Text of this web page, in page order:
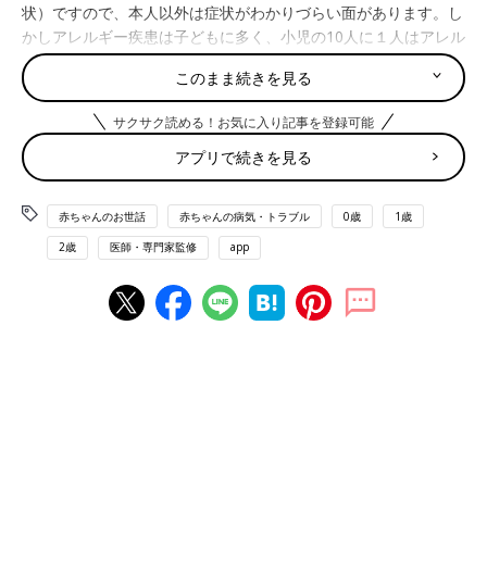
状）ですので、本人以外は症状がわかりづらい面があります。し
かしアレルギー疾患は子どもに多く、小児の10人に１人はアレル
ギー性結膜炎をもつといわれています。まれに重症化・慢性化す
ることで治療と学業との両立が必要なことがあり、保護者にはぜ
ひ知っておいてほしい疾患です。
アレルギー性結膜炎は異物を排除する体の過剰な反
応
アレルギー性結膜炎は、アレルギー反応を起こす物質（アレルゲ
こるものです【図１】。
日常の身のまわりには花粉、ダニなど多くのアレルゲンが存在
このまま続きを見る
サクサク読める！お気に入り記事を登録可能
アプリで続きを見る
赤ちゃんのお世話 赤ちゃんの病気・トラブル 0歳 1歳
2歳 医師・専門家監修 app